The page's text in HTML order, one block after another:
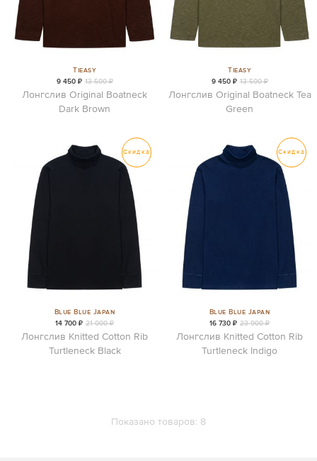
Tieasy
9 450 ₽ 13 500 ₽
Лонгслив Original Boatneck
Dark Brown
Tieasy
9 450 ₽ 13 500 ₽
Лонгслив Original Boatneck Tea
Green
Скидка
Blue Blue Japan
14 700 ₽ 21 000 ₽
Лонгслив Knitted Cotton Rib
Turtleneck Black
Скидка
Blue Blue Japan
16 730 ₽ 23 900 ₽
Лонгслив Knitted Cotton Rib
Turtleneck Indigo
Показано товаров: 8